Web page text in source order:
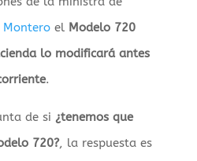
Monteroel Modelo 720
lo modificará antes
.
de si ¿tenemos que
720?, la respuesta es